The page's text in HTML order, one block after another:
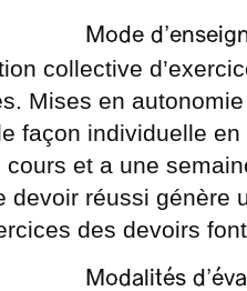
Mode
collective
Mises en
façon individuelle
cours et a une
devoir réussi génère
des devoirs
Modalités